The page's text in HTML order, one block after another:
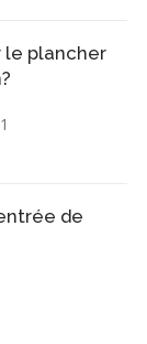
le plancher
de